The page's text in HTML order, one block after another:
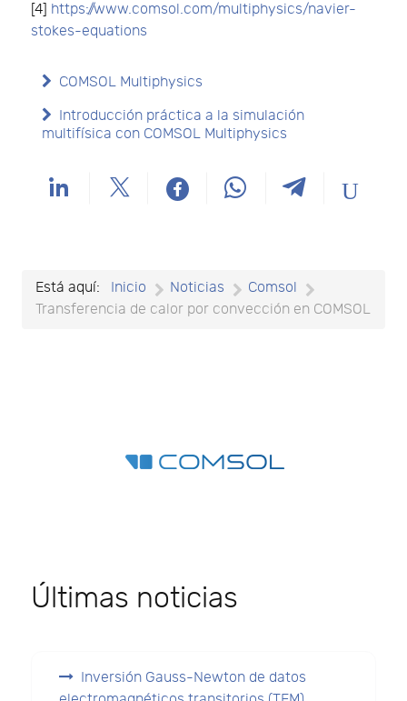
[4] https://www.comsol.com/multiphysics/navier-
stokes-equations
COMSOL Multiphysics
Introducción práctica a la simulación
multifísica con COMSOL Multiphysics
Está aquí: Inicio Noticias
Comsol
Transferencia de calor por convección en COMSOL
Últimas noticias
Inversión Gauss-Newton de datos